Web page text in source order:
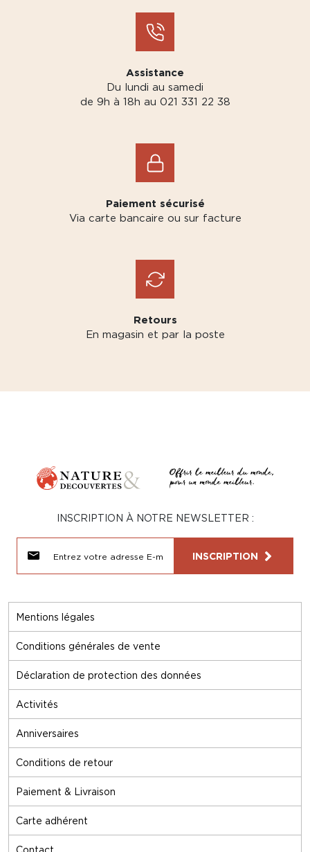
Assistance
Du lundi au samedi
de 9h à 18h au 021 331 22 38
Paiement sécurisé
Via carte bancaire ou sur facture
Retours
En magasin et par la poste
Mentions légales
Conditions générales de vente
Déclaration de protection des données
Activités
Anniversaires
Conditions de retour
Paiement & Livraison
Carte adhérent
Contact
INSCRIPTION À NOTRE NEWSLETTER :
INSCRIPTION